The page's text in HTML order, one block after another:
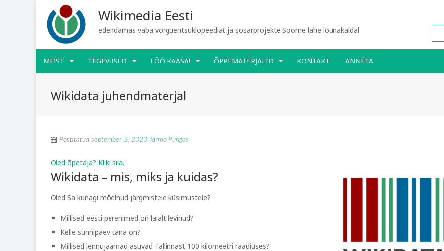
Wikimedia Eesti
edendamas vaba võrguentsüklopeediat ja sõsarprojekte Soome lahe lõunakaldal
MEIST TEGEVUSED LÖÖ KAASA! ÕPPEMATERJALID KONTAKT ANNETA
Wikidata juhendmaterjal
Postitatud september 5, 2020 Tarmo Pungas
Oled õpetaja? Kliki siia.
Wikidata – mis, miks ja kuidas?
Oled Sa kunagi mõelnud järgmistele küsimustele?
Millised eesti perenimed on laialt levinud?
Kelle sünnipäev täna on?
Millised lennujaamad asuvad Tallinnast 100 kilomeetri raadiuses?